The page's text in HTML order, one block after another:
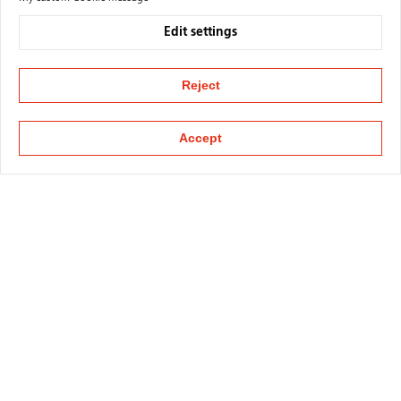
Edit settings
Reject
Accept